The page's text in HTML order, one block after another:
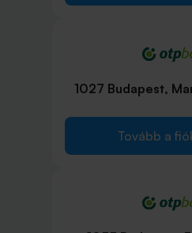
1027 Budapest,
Tovább a